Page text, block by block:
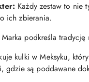
Każdy zestaw to nie
ich zbierania.
Marka podkreśla tradycję
kulki w Meksyku,
gdzie są poddawane